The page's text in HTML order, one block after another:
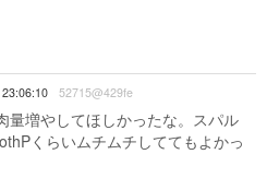
52715@429fe
量増やしてほしかったな。スパル
くらいムチムチしててもよかっ